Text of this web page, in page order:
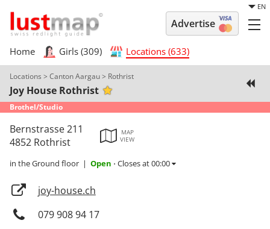
EN
Advertise
Home Girls (309) Locations (633)
Locations > Canton Aargau> Rothrist
Joy House Rothrist
Brothel/Studio
Bernstrasse 211
4852 Rothrist
MAP
VIEW
in the Ground floor | Open ⋅ Closes at 00:00
joy-house.ch
079 908 94 17